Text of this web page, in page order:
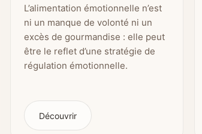
L’alimentation émotionnelle n’est
ni un manque de volonté ni un
excès de gourmandise : elle peut
être le reflet d’une stratégie de
régulation émotionnelle.
Découvrir